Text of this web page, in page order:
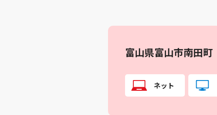
富山県富山市南田町
ネット